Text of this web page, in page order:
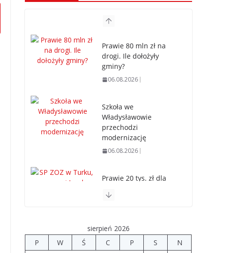
Prawie 80 mln zł na
drogi. Ile dołożyły
gminy?
06.08.2026
Szkoła we
Władysławowie
przechodzi
modernizację
06.08.2026
Prawie 20 tys. zł dla
Podwyżka mimo
04.08.2026
sierpień 2026
P
W Ś C P S
N